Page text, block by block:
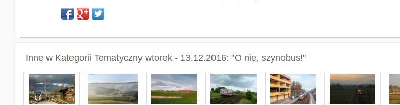
Inne w Kategorii Tematyczny wtorek - 13.12.2016: "O nie, szynobus!"